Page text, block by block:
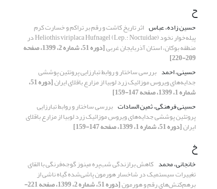
ح
حسین زاده، عباس اثر تاریخ کاشت و رقم بر تراکم و خسارت کرم‌
پیله‌خوار نخود Heliothis viriplaca Hufnagel (Lep.: Noctuidae) در
منطقه بوکان، استان آذربایجان غربی [دوره 51، شماره 2، 1399، صفحه
209-220]
حسینی، احمد بررسی ساختار و روابط تبارزایی پروتئین پوششی
جدایه‌های ویروس موزائیک زرد لوبیا از مزارع باقلای ایران [دوره 51،
شماره 1، 1399، صفحه 147-159]
حسینی فرهنگی، ثمین السادات بررسی ساختار و روابط تبارزایی
پروتئین پوششی جدایه‌های ویروس موزائیک زرد لوبیا از مزارع باقلای
ایران[دوره 51، شماره 1، 1399، صفحه 147-159]
خ
خانجانی، محمد کاهش برازندگی شب‌پره مینوز گوجه‌فرنگی با القای
تغییرات سیستمیک در شاخسار هورمون پاشی‌شده گیاه ناشی از
برهم‌کنش‌های رقم و هورمون [دوره 51، شماره 2، 1399، صفحه 221-